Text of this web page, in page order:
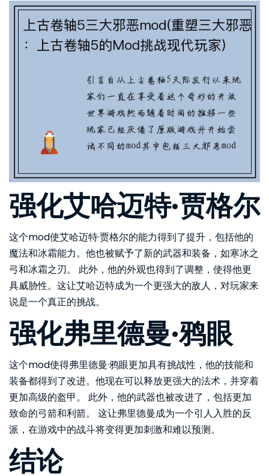
强化艾哈迈特·贾格尔
这个mod使艾哈迈特·贾格尔的能力得到了提升，包括他的
魔法和冰霜能力。他也被赋予了新的武器和装备，如寒冰之
弓和冰霜之刃。 此外，他的外观也得到了调整，使得他更
具威胁性。这让艾哈迈特成为一个更强大的敌人，对玩家来
说是一个真正的挑战。
强化弗里德曼·鸦眼
这个mod使得弗里德曼·鸦眼更加具有挑战性，他的技能和
装备都得到了改进。他现在可以释放更强大的法术，并穿着
更加高级的盔甲。 此外，他的武器也被改进了，包括更加
致命的弓箭和利箭。 这让弗里德曼成为一个引人入胜的反
派，在游戏中的战斗将变得更加刺激和难以预测。
结论